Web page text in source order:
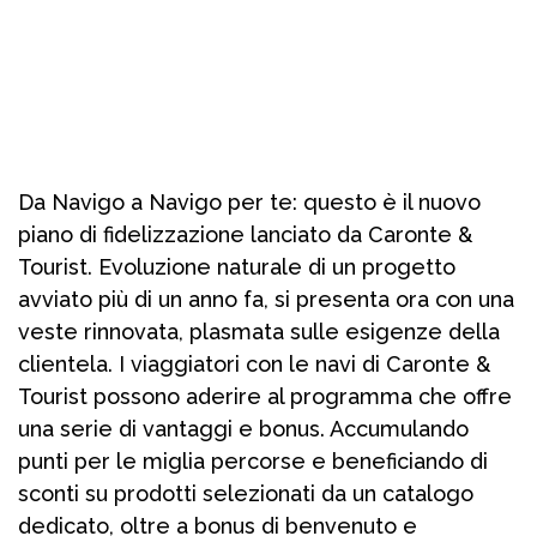
Da Navigo a Navigo per te: questo è il nuovo
piano di fidelizzazione lanciato da Caronte &
Tourist. Evoluzione naturale di un progetto
avviato più di un anno fa, si presenta ora con una
veste rinnovata, plasmata sulle esigenze della
clientela. I viaggiatori con le navi di Caronte &
Tourist possono aderire al programma che offre
una serie di vantaggi e bonus. Accumulando
punti per le miglia percorse e beneficiando di
sconti su prodotti selezionati da un catalogo
dedicato, oltre a bonus di benvenuto e